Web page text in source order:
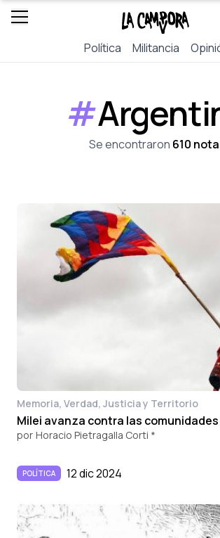
Política Militancia
#
Se encontraron 610
Memoria, Verdad, Justicia y Territorio
Milei avanza contra las
por Horacio Pietragalla Corti *
POLÍTICA 12 dic 2024